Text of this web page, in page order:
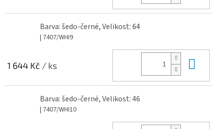
Barva: šedo-černé, Velikost: 64
| 7407/WHI9
1 644 Kč / ks
Barva: šedo-černé, Velikost: 46
| 7407/WHI10